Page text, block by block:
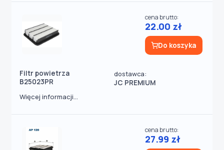
Filtr powietrza
B25023PR
dostawca:
JC PREMIUM
cena brutto:
22.00 zł
Do koszyka
Więcej informacji...
cena brutto:
27.99 zł